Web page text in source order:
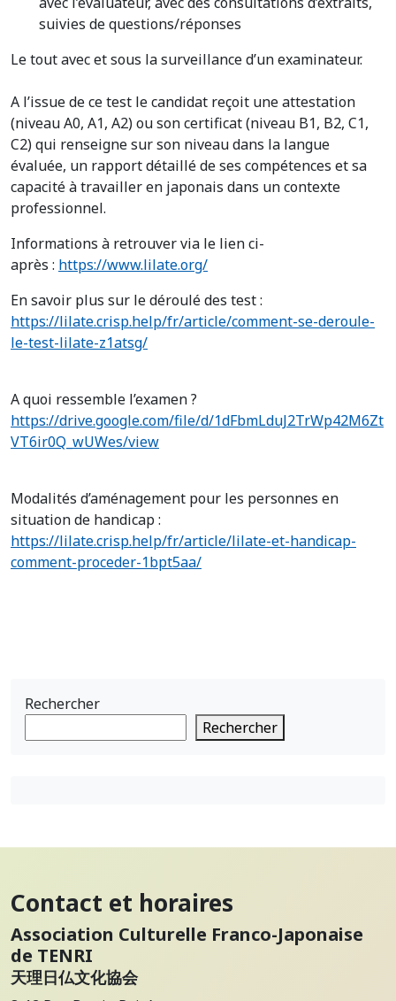
suivies de questions/réponses
Le tout avec et sous la surveillance d’un examinateur.
A l’issue de ce test le candidat reçoit une attestation
(niveau A0, A1, A2) ou son certificat (niveau B1, B2, C1,
C2) qui renseigne sur son niveau dans la langue
évaluée, un rapport détaillé de ses compétences et sa
capacité à travailler en japonais dans un contexte
professionnel.
Informations à retrouver via le lien ci-
après : https://www.lilate.org/
En savoir plus sur le déroulé des test :
https://lilate.crisp.help/fr/article/comment-se-deroule-
le-test-lilate-z1atsg/
A quoi ressemble l’examen ?
https://drive.google.com/file/d/1dFbmLduJ2TrWp42M6Zt
VT6ir0Q_wUWes/view
Modalités d’aménagement pour les personnes en
situation de handicap :
https://lilate.crisp.help/fr/article/lilate-et-handicap-
comment-proceder-1bpt5aa/
Rechercher
Rechercher
Contact et horaires
Association Culturelle Franco-Japonaise
de TENRI
天理日仏文化協会